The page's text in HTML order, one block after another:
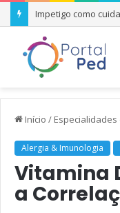
Impetigo como
Início /
Alergia & Imunologia
Vitamina
a